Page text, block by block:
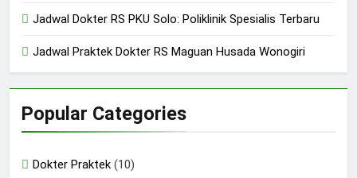
Jadwal Dokter RS PKU Solo: Poliklinik Spesialis Terbaru
Jadwal Praktek Dokter RS Maguan Husada Wonogiri
Popular Categories
Dokter Praktek (10)